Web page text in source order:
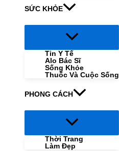
SỨC KHỎE
Menu
Tin Y Tế
Alo Bác Sĩ
Sống Khỏe
Thuốc Và Cuộc Sống
PHONG CÁCH
Menu
Thời Trang
Làm Đẹp